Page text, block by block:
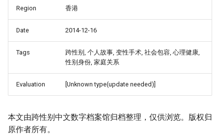
Region 香港
Date 2014-12-16
Tags
跨性别, 个人故事, 变性手术, 社会包容, 心理健康,
性别身份, 家庭关系
Evaluation [Unknown type(update needed)]
本文由跨性别中文数字档案馆归档整理，仅供浏览。版权归
原作者所有。